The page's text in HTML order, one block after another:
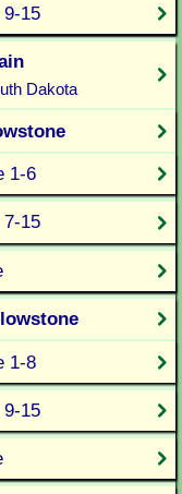
9-15
Dakota
1-6
7-15
1-8
9-15